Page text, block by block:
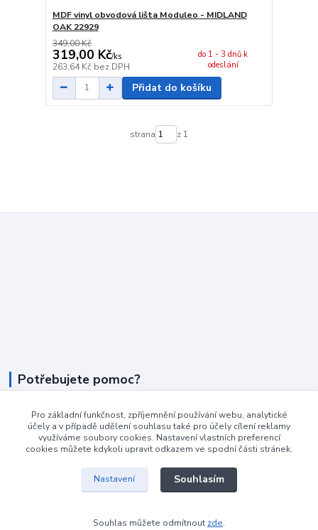
MDF vinyl obvodová lišta Moduleo - MIDLAND
OAK 22929
349,00 Kč
319,00 Kč/ks
263,64 Kč bez DPH
do 1 - 3 dnů k
odeslání
Přidat do košíku
strana z 1
Potřebujete pomoc?
+420 604 990 800
po-pá 8:15 - 17:00 hod
info@podlahovyraj.cz
Pro základní funkčnost, zpříjemnění používání webu, analytické
účely a v případě udělení souhlasu také pro účely cílení reklamy
využíváme soubory cookies. Nastavení vlastních preferencí
cookies můžete kdykoli upravit odkazem ve spodní části stránek.
Nastavení Souhlasím
Souhlas můžete odmítnout zde.